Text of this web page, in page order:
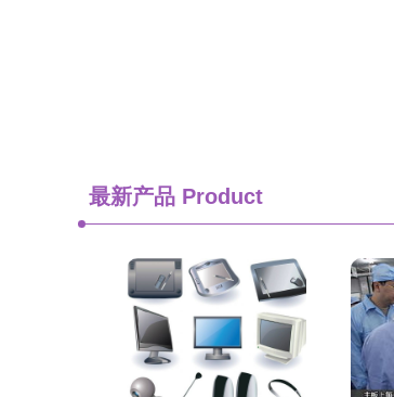
最新产品 Product